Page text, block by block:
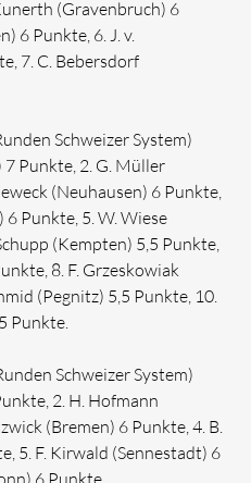
(Gravenbruch) 6
6 Punkte, 6. J. v.
7. C. Bebersdorf
Schweizer System)
7 Punkte, 2. G. Müller
(Neuhausen) 6 Punkte,
Punkte, 5. W. Wiese
(Kempten) 5,5 Punkte,
8. F. Grzeskowiak
(Pegnitz) 5,5 Punkte, 10.
Punkte.
Schweizer System)
2. H. Hofmann
(Bremen) 6 Punkte, 4. B.
5. F. Kirwald (Sennestadt) 6
6 Punkte.